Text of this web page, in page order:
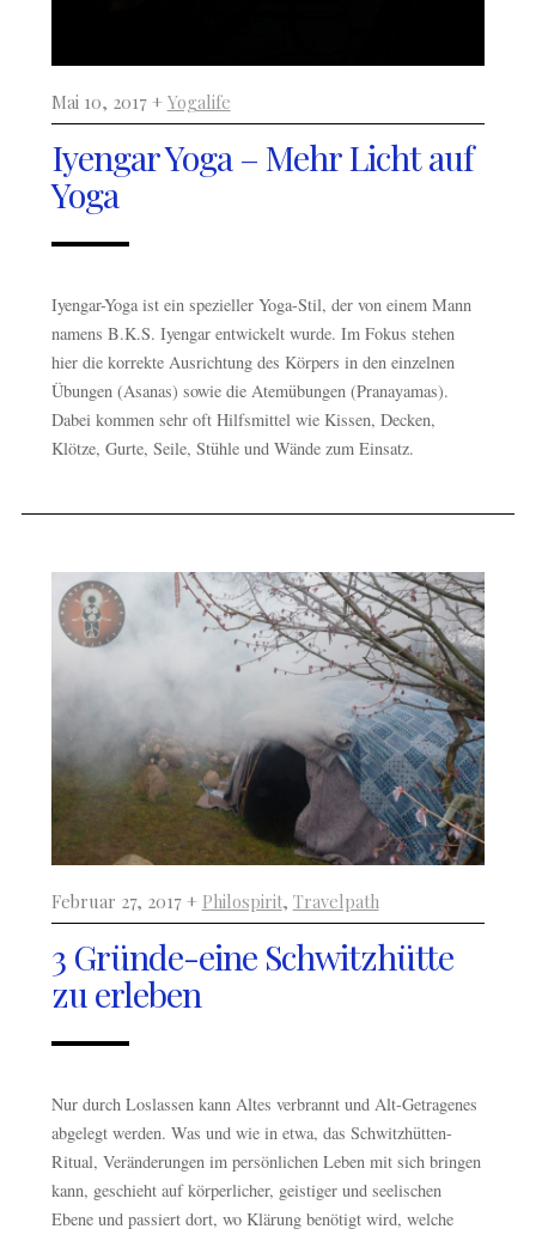
Mai 10, 2017 + Yogalife
Iyengar Yoga – Mehr Licht auf
Yoga
Iyengar-Yoga ist ein spezieller Yoga-Stil, der von einem Mann
namens B.K.S. Iyengar entwickelt wurde. Im Fokus stehen
hier die korrekte Ausrichtung des Körpers in den einzelnen
Übungen (Asanas) sowie die Atemübungen (Pranayamas).
Dabei kommen sehr oft Hilfsmittel wie Kissen, Decken,
Klötze, Gurte, Seile, Stühle und Wände zum Einsatz.
Februar 27, 2017 + Philospirit, Travelpath
3 Gründe-eine Schwitzhütte
zu erleben
Nur durch Loslassen kann Altes verbrannt und Alt-Getragenes
abgelegt werden. Was und wie in etwa, das Schwitzhütten-
Ritual, Veränderungen im persönlichen Leben mit sich bringen
kann, geschieht auf körperlicher, geistiger und seelischen
Ebene und passiert dort, wo Klärung benötigt wird, welche